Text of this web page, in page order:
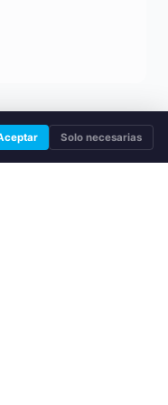
Solo necesarias